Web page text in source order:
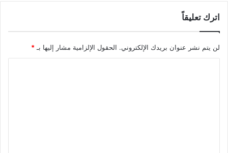
اترك تعليقاً
لن يتم نشر عنوان بريدك الإلكتروني. الحقول الإلزامية مشار إليها بـ *